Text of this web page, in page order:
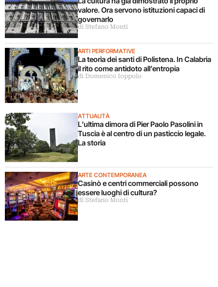
valore. Ora servono istituzioni capaci di
governarlo
di Stefano Monti
ARTI PERFORMATIVE
La teoria dei santi di Polistena. In Calabria
il rito come antidoto all’entropia
di Domenico Ioppolo
ATTUALITÀ
L’ultima dimora di Pier Paolo Pasolini in
Tuscia è al centro di un pasticcio legale.
La storia
ARTE CONTEMPORANEA
Casinò e centri commerciali possono
essere luoghi di cultura?
di Stefano Monti